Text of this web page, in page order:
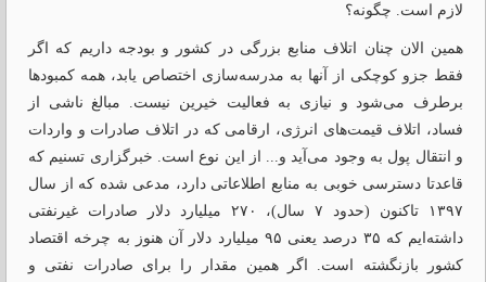
لازم است. چگونه؟
همین الان چنان اتلاف منابع بزرگی در کشور و بودجه داریم که اگر
فقط جزو کوچکی از آنها به مدرسه‌سازی اختصاص یابد، همه کمبودها
برطرف می‌شود و نیازی به فعالیت خیرین نیست. مبالغ ناشی از
فساد، اتلاف قیمت‌های انرژی، ارقامی که در اتلاف صادرات و واردات
و انتقال پول به وجود می‌آید و... از این نوع است. خبرگزاری تسنیم که
قاعدتا دسترسی خوبی به منابع اطلاعاتی دارد، مدعی شده که از سال
۱۳۹۷ تاکنون (حدود ۷ سال)، ۲۷۰ میلیارد دلار صادرات غیرنفتی
داشته‌ایم که ۳۵ درصد یعنی ۹۵ میلیارد دلار آن هنوز به چرخه اقتصاد
کشور بازنگشته است. اگر همین مقدار را برای صادرات نفتی و